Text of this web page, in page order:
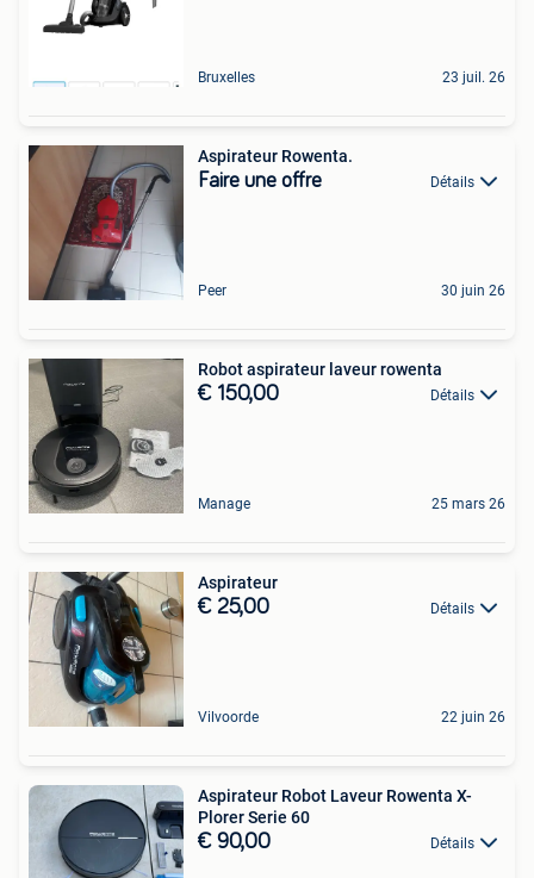
Bruxelles 23 juil. 26
Aspirateur Rowenta.
Faire une offre Détails
Peer 30 juin 26
Robot aspirateur laveur rowenta
€ 150,00 Détails
Manage 25 mars 26
Aspirateur
€ 25,00 Détails
Vilvoorde 22 juin 26
Aspirateur Robot Laveur Rowenta X-
Plorer Serie 60
€ 90,00 Détails